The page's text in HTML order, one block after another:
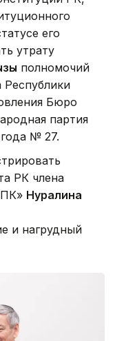
его
утрату
полномочий
Бюро
партия
№ 27.
РК члена
Нуралина
и нагрудный